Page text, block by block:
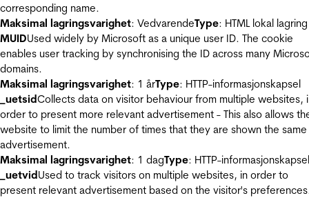
corresponding name.
Maksimal lagringsvarighet: VedvarendeType: HTML lokal lagring
MUIDUsed widely by Microsoft as a unique user ID. The cookie
enables user tracking by synchronising the ID across many
domains.
Maksimal lagringsvarighet: 1 årType: HTTP-informasjonskapsel
_uetsidCollects data on visitor behaviour from multiple websites,
order to present more relevant advertisement - This also allows
website to limit the number of times that they are shown the same
advertisement.
Maksimal lagringsvarighet: 1 dagType: HTTP-informasjonskapsel
_uetvidUsed to track visitors on multiple websites, in order to
present relevant advertisement based on the visitor's